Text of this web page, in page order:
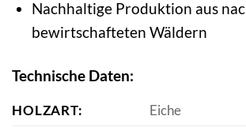
Nachhaltige Produktion aus
bewirtschafteten Wäldern
Technische Daten:
HOLZART: Eiche